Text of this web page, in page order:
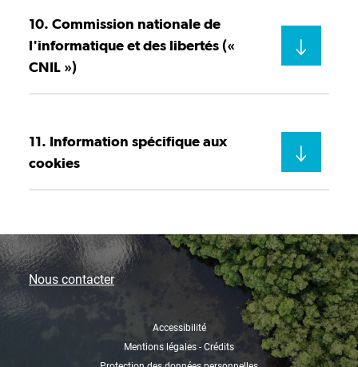
10. Commission nationale de
l'informatique et des libertés («
CNIL »)
11. Information spécifique aux
cookies
Nous contacter
Accessibilité
Mentions légales - Crédits